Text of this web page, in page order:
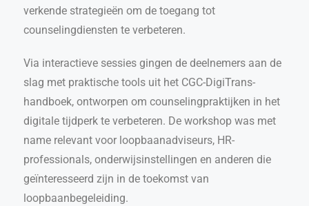
verkende strategieën om de toegang tot
counselingdiensten te verbeteren.
Via interactieve sessies gingen de deelnemers aan de
slag met praktische tools uit het CGC-DigiTrans-
handboek, ontworpen om counselingpraktijken in het
digitale tijdperk te verbeteren. De workshop was met
name relevant voor loopbaanadviseurs, HR-
professionals, onderwijsinstellingen en anderen die
geïnteresseerd zijn in de toekomst van
loopbaanbegeleiding.